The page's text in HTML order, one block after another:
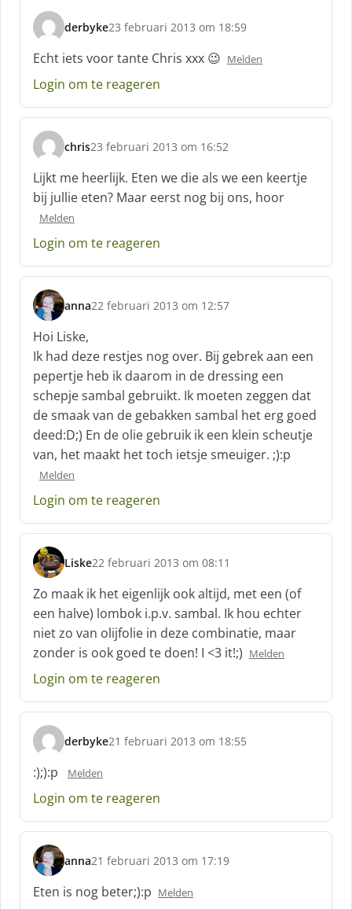
derbyke
s
c
h
r
e
f
:
23 februari 2013 om 18:59
Echt iets voor tante Chris xxx 😉 Melden
Login om te reageren
chris
s
c
h
r
e
:
23 februari 2013 om 16:52
Lijkt me heerlijk. Eten we die als we een keertje
bij jullie eten? Maar eerst nog bij ons, hoor
Melden
Login om te reageren
anna
s
c
h
r
e
e
f
:
22 februari 2013 om 12:57
Hoi Liske,
Ik had deze restjes nog over. Bij gebrek aan een
pepertje heb ik daarom in de dressing een
schepje sambal gebruikt. Ik moeten zeggen dat
de smaak van de gebakken sambal het erg goed
deed:D;) En de olie gebruik ik een klein scheutje
van, het maakt het toch ietsje smeuiger. ;):p
Melden
Login om te reageren
Liske
s
c
h
r
e
e
:
22 februari 2013 om 08:11
Zo maak ik het eigenlijk ook altijd, met een (of
een halve) lombok i.p.v. sambal. Ik hou echter
niet zo van olijfolie in deze combinatie, maar
zonder is ook goed te doen! I <3 it!;) Melden
Login om te reageren
derbyke
s
c
h
r
e
f
:
21 februari 2013 om 18:55
:);):p Melden
Login om te reageren
anna
s
c
h
21 februari 2013 om 17:19
Eten is nog beter;):p Melden